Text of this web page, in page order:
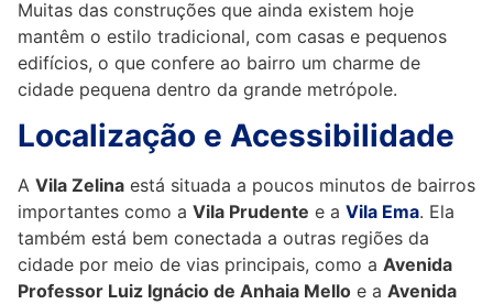
Muitas das construções que ainda existem hoje
mantêm o estilo tradicional, com casas e pequenos
edifícios, o que confere ao bairro um charme de
cidade pequena dentro da grande metrópole.
Localização e Acessibilidade
A Vila Zelina está situada a poucos minutos de bairros
importantes como a Vila Prudente e a Vila Ema. Ela
também está bem conectada a outras regiões da
cidade por meio de vias principais, como a Avenida
Professor Luiz Ignácio de Anhaia Mello e a Avenida